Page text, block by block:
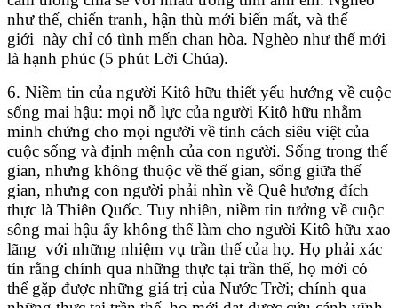
như thế, chiến tranh, hận thù mới biến mất, và thế
giới này chỉ có tình mến chan hòa. Nghèo như thế mới
là hạnh phúc (5 phút Lời Chúa).
6. Niềm tin của người Kitô hữu thiết yếu hướng về cuộc
sống mai hậu: mọi nỗ lực của người Kitô hữu nhằm
minh chứng cho mọi người về tính cách siêu việt của
cuộc sống và định mệnh của con người. Sống trong thế
gian, nhưng không thuộc về thế gian, sống giữa thế
gian, nhưng con người phải nhìn về Quê hương đích
thực là Thiên Quốc. Tuy nhiên, niềm tin tưởng về cuộc
sống mai hậu ấy không thể làm cho người Kitô hữu xao
lãng với những nhiệm vụ trần thế của họ. Họ phải xác
tín rằng chính qua những thực tại trần thế, họ mới có
thể gặp được những giá trị của Nước Trời; chính qua